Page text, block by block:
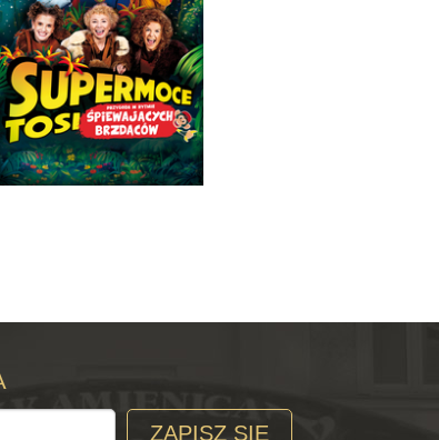
Brzdąców
ZAPISZ SIĘ